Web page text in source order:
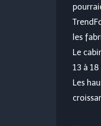
les
Le
13 à
Les